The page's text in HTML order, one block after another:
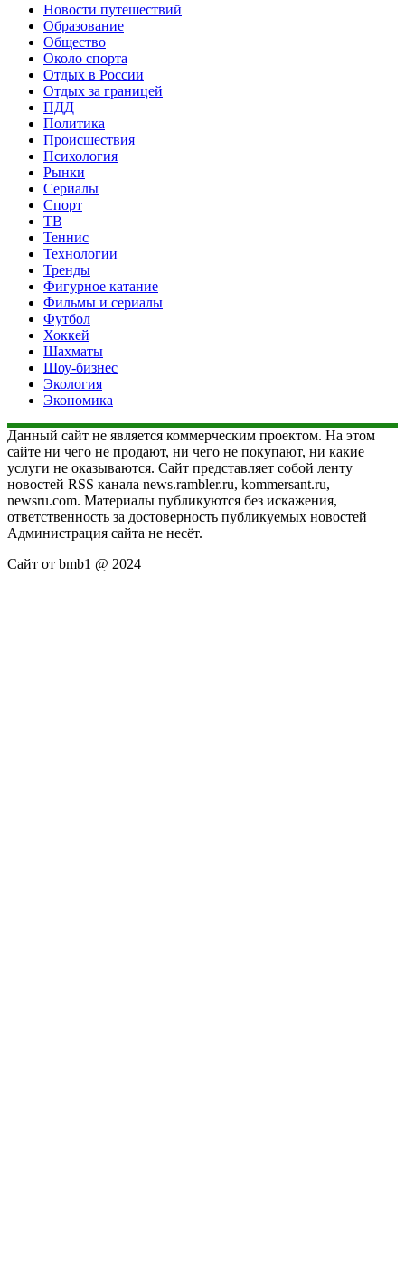
Новости путешествий
Образование
Общество
Около спорта
Отдых в России
Отдых за границей
ПДД
Политика
Происшествия
Психология
Рынки
Сериалы
Спорт
ТВ
Теннис
Технологии
Тренды
Фигурное катание
Фильмы и сериалы
Футбол
Хоккей
Шахматы
Шоу-бизнес
Экология
Экономика
Данный сайт не является коммерческим проектом. На этом
сайте ни чего не продают, ни чего не покупают, ни какие
услуги не оказываются. Сайт представляет собой ленту
новостей RSS канала news.rambler.ru, kommersant.ru,
newsru.com. Материалы публикуются без искажения,
ответственность за достоверность публикуемых новостей
Администрация сайта не несёт.
Сайт от bmb1 @ 2024